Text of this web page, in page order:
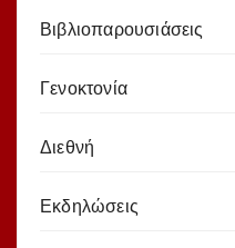
Βιβλιοπαρουσιάσεις
Γενοκτονία
Διεθνή
Εκδηλώσεις